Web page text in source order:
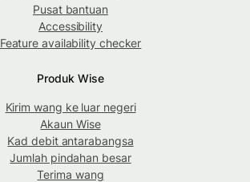
Pusat bantuan
Accessibility
Feature availability checker
Produk Wise
Kirim wang ke luar negeri
Akaun Wise
Kad debit antarabangsa
Jumlah pindahan besar
Terima wang